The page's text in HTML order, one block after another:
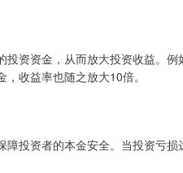
资资金，从而放大投资收益。例
收益率也随之放大10倍。
投资者的本金安全。当投资亏